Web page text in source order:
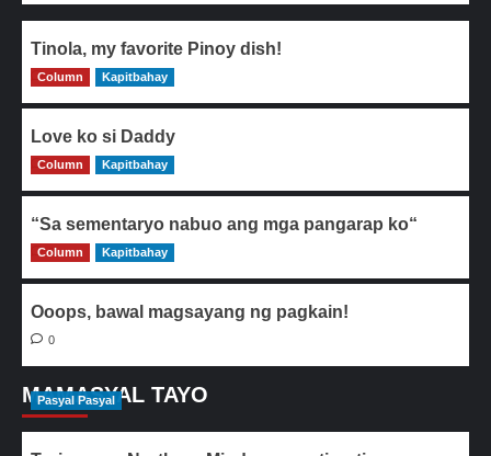
Tinola, my favorite Pinoy dish!
0
Column Kapitbahay
Love ko si Daddy
0
Column Kapitbahay
“Sa sementaryo nabuo ang mga pangarap ko“
0
Column Kapitbahay
Ooops, bawal magsayang ng pagkain!
0
MAMASYAL TAYO
Pasyal Pasyal